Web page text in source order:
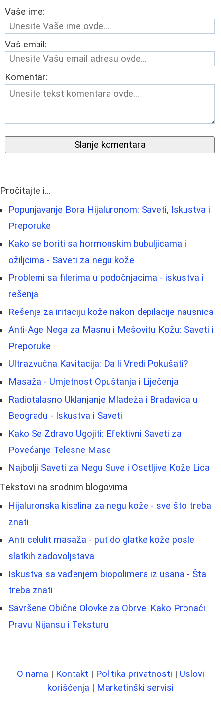
Vaše ime:
Vaš email:
Komentar:
Slanje komentara
Pročitajte i...
Popunjavanje Bora Hijaluronom: Saveti, Iskustva i
Preporuke
Kako se boriti sa hormonskim bubuljicama i
ožiljcima - Saveti za negu kože
Problemi sa filerima u podočnjacima - iskustva i
rešenja
Rešenje za iritaciju kože nakon depilacije nausnica
Anti-Age Nega za Masnu i Mešovitu Kožu: Saveti i
Preporuke
Ultrazvučna Kavitacija: Da li Vredi Pokušati?
Masaža - Umjetnost Opuštanja i Liječenja
Radiotalasno Uklanjanje Mladeža i Bradavica u
Beogradu - Iskustva i Saveti
Kako Se Zdravo Ugojiti: Efektivni Saveti za
Povećanje Telesne Mase
Najbolji Saveti za Negu Suve i Osetljive Kože Lica
Tekstovi na srodnim blogovima
Hijaluronska kiselina za negu kože - sve što treba
znati
Anti celulit masaža - put do glatke kože posle
slatkih zadovoljstava
Iskustva sa vađenjem biopolimera iz usana - Šta
treba znati
Savršene Obične Olovke za Obrve: Kako Pronaći
Pravu Nijansu i Teksturu
O nama | Kontakt | Politika privatnosti | Uslovi
korišćenja | Marketinški servisi